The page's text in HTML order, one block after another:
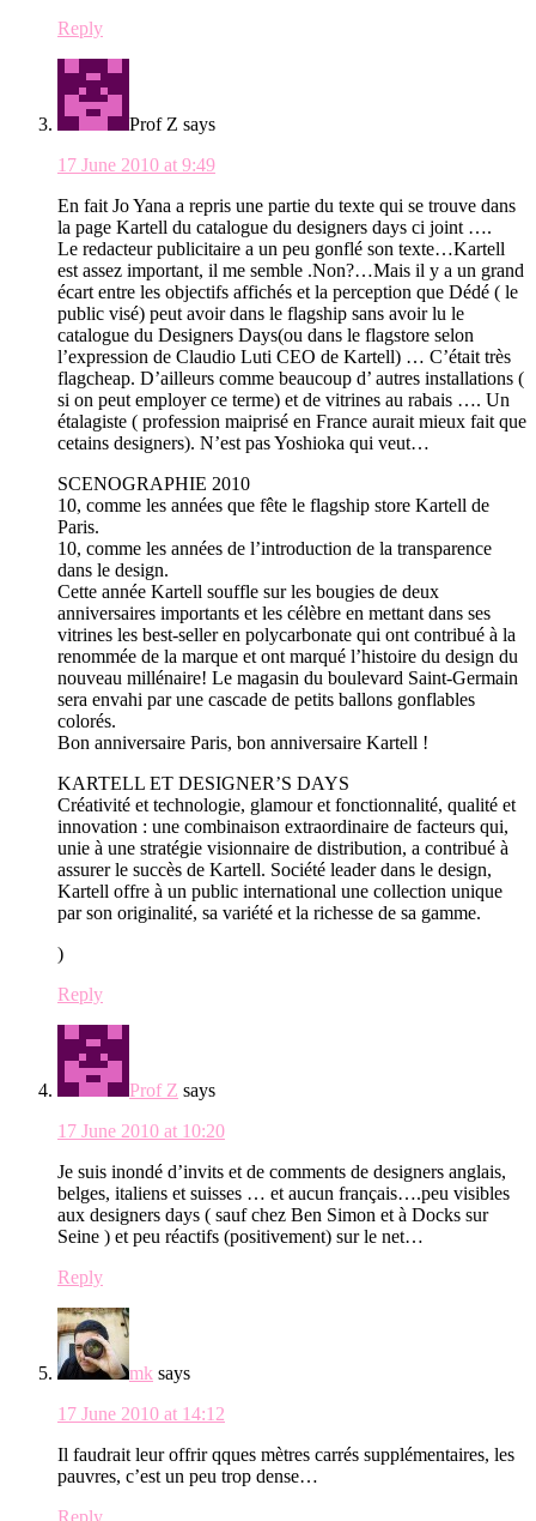
Reply
Prof Z says
17 June 2010 at 9:49
En fait Jo Yana a repris une partie du texte qui se trouve dans
la page Kartell du catalogue du designers days ci joint ….
Le redacteur publicitaire a un peu gonflé son texte…Kartell
est assez important, il me semble .Non?…Mais il y a un grand
écart entre les objectifs affichés et la perception que Dédé ( le
public visé) peut avoir dans le flagship sans avoir lu le
catalogue du Designers Days(ou dans le flagstore selon
l’expression de Claudio Luti CEO de Kartell) … C’était très
flagcheap. D’ailleurs comme beaucoup d’ autres installations (
si on peut employer ce terme) et de vitrines au rabais …. Un
étalagiste ( profession maiprisé en France aurait mieux fait que
cetains designers). N’est pas Yoshioka qui veut…
SCENOGRAPHIE 2010
10, comme les années que fête le flagship store Kartell de
Paris.
10, comme les années de l’introduction de la transparence
dans le design.
Cette année Kartell souffle sur les bougies de deux
anniversaires importants et les célèbre en mettant dans ses
vitrines les best-seller en polycarbonate qui ont contribué à la
renommée de la marque et ont marqué l’histoire du design du
nouveau millénaire! Le magasin du boulevard Saint-Germain
sera envahi par une cascade de petits ballons gonflables
colorés.
Bon anniversaire Paris, bon anniversaire Kartell !
KARTELL ET DESIGNER’S DAYS
Créativité et technologie, glamour et fonctionnalité, qualité et
innovation : une combinaison extraordinaire de facteurs qui,
unie à une stratégie visionnaire de distribution, a contribué à
assurer le succès de Kartell. Société leader dans le design,
Kartell offre à un public international une collection unique
par son originalité, sa variété et la richesse de sa gamme.
)
Reply
Prof Z says
17 June 2010 at 10:20
Je suis inondé d’invits et de comments de designers anglais,
belges, italiens et suisses … et aucun français….peu visibles
aux designers days ( sauf chez Ben Simon et à Docks sur
Seine ) et peu réactifs (positivement) sur le net…
Reply
mk says
17 June 2010 at 14:12
Il faudrait leur offrir qques mètres carrés supplémentaires, les
pauvres, c’est un peu trop dense…